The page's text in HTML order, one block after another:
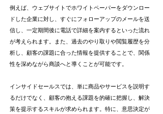
例えば、ウェブサイトでホワイトペーパーをダウンロー
ドした企業に対し、すぐにフォローアップのメールを送
信し、一定期間後に電話で詳細を案内するといった流れ
が考えられます。また、過去のやり取りや閲覧履歴を分
析し、顧客の課題に合った情報を提供することで、関係
性を深めながら商談へと導くことが可能です。
インサイドセールスでは、単に商品やサービスを説明す
るだけでなく、顧客の抱える課題を的確に把握し、解決
策を提示するスキルが求められます。特に、意思決定が